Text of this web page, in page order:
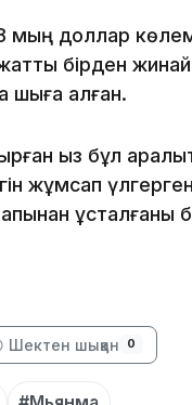
мың доллар
бірден
шыға алған.
қыз бұл
жұмсап
ұсталғаны
Шектен шыққан 0